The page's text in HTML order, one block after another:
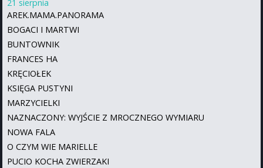
21 sierpnia
AREK.MAMA.PANORAMA
BOGACI I MARTWI
BUNTOWNIK
FRANCES HA
KRĘCIOŁEK
KSIĘGA PUSTYNI
MARZYCIELKI
NAZNACZONY: WYJŚCIE Z MROCZNEGO WYMIARU
NOWA FALA
O CZYM WIE MARIELLE
PUCIO KOCHA ZWIERZAKI